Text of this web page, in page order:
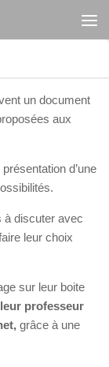
un document
aux
d’une
à discuter avec
leur choix
sur leur boite
professeur
grâce à une